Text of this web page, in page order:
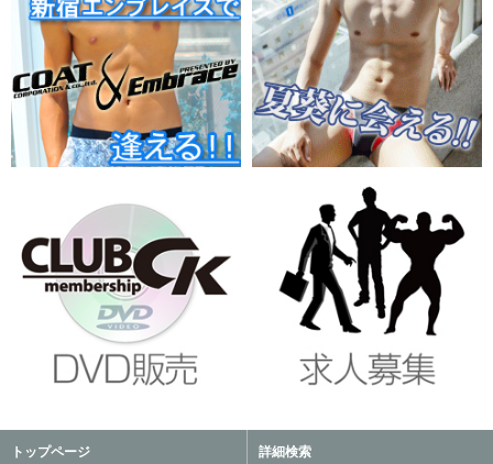
トップページ 詳細検索